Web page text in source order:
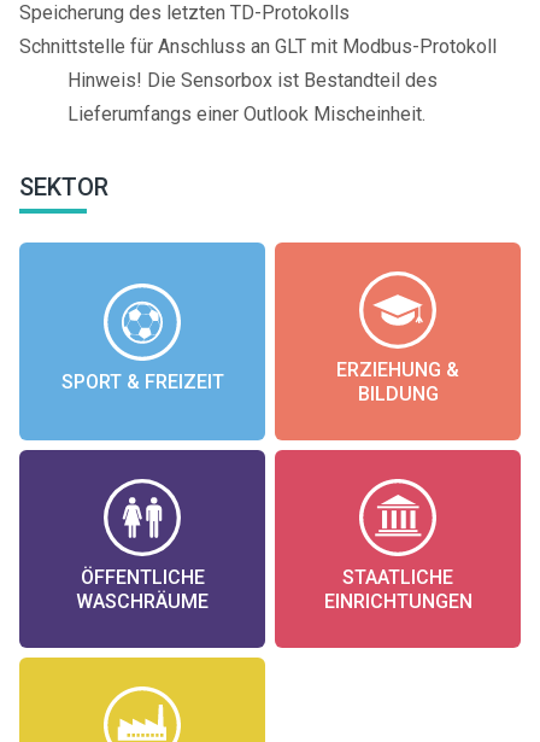
Speicherung des letzten TD-Protokolls
Schnittstelle für Anschluss an GLT mit Modbus-Protokoll
Hinweis! Die Sensorbox ist Bestandteil des
Lieferumfangs einer Outlook Mischeinheit.
SEKTOR
SPORT & FREIZEIT
ERZIEHUNG &
BILDUNG
ÖFFENTLICHE
WASCHRÄUME
STAATLICHE
EINRICHTUNGEN